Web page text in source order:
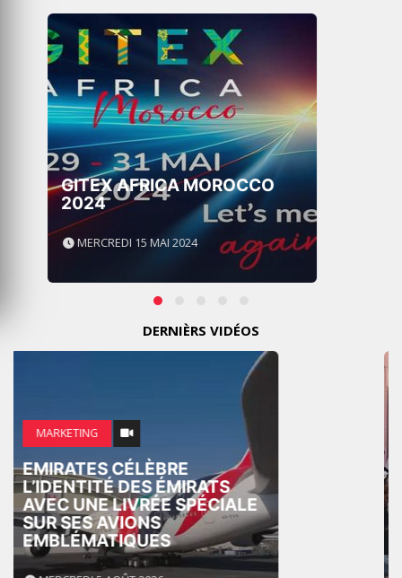
GITEX AFRICA : LES
NOUVELLES FRONTIÈRES DE
L’INNOVATION AFRICAINE
LUNDI 6 AVRIL 2026
DERNIÈRS VIDÉOS
MARKETING
NIKE STUDIO FLEECE : UNE
NOUVELLE GÉNÉRATION DE
VÊTEMENTS DE SPORT
PENSÉE POUR LE QUOTIDIEN